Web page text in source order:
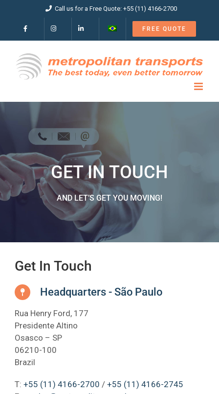
content
Call us for a Free Quote: +55 (11) 4166-2700
FREE QUOTE
GET IN TOUCH
AND LET’S GET YOU MOVING!
Get In Touch
Headquarters - São Paulo
Rua Henry Ford, 177
Presidente Altino
Osasco – SP
06210-100
Brazil
T: +55 (11) 4166-2700 / +55 (11) 4166-2745